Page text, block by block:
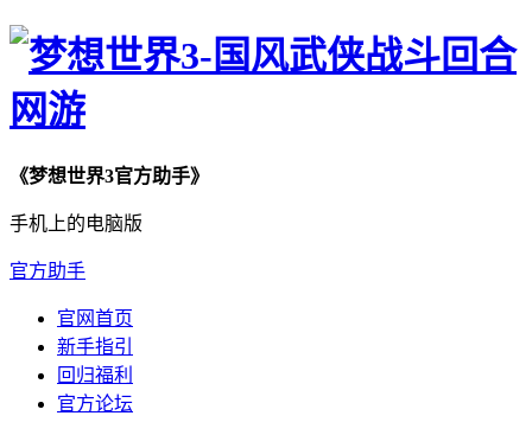
《梦想世界3官方助手》
手机上的电脑版
官方助手
官网首页
新手指引
回归福利
官方论坛